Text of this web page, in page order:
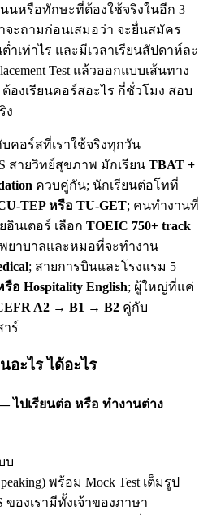
หรือทักษะที่ต้องใช้จริงในอีก 3–
จะถามก่อนเสมอว่า จะยื่นสมัคร
เท่าไร และมีเวลาเรียนสัปดาห์ละ
Test แล้วออกแบบเส้นทาง
ต้องเรียนคอร์สอะไร กี่ชั่วโมง สอบ
ง
บคอร์สที่เราใช้จริงทุกวัน —
สายวิทย์สุขภาพ มักเรียน TBAT +
ควบคู่กัน; นักเรียนต่อโทที่
TEP หรือ TU-GET; คนทำงานที่
อินเตอร์ เลือก TOEIC 750+ track
ยาบาลและหมอที่จะทำงาน
; สายการบินและโรงแรม 5
อ Hospitality English; ผู้ใหญ่ที่แค่
A2 → B1 → B2 คู่กับ
าร์
ะไร ได้อะไร
ไปเรียนต่อ หรือ ทำงานต่าง
บ
พร้อม Mock Test เต็มรูป
องเรามีทั้งเจ้าของภาษา